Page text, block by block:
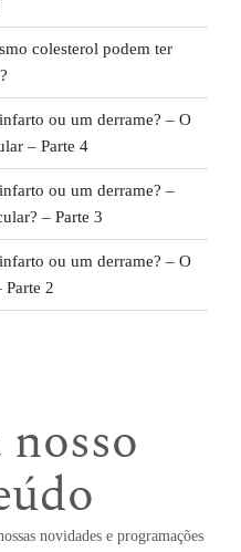
colesterol podem ter
ou um derrame? – O
– Parte 4
ou um derrame? –
– Parte 3
ou um derrame? – O
Parte 2
nosso
novidades e programações